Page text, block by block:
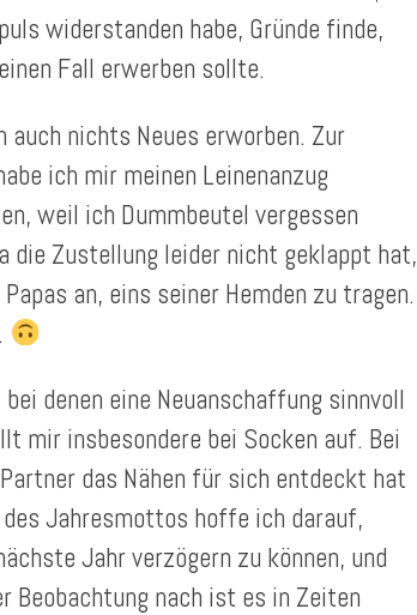
widerstanden habe, Gründe finde,
Fall erwerben sollte.
auch nichts Neues erworben. Zur
ich mir meinen Leinenanzug
weil ich Dummbeutel vergessen
die Zustellung leider nicht geklappt hat,
an, eins seiner Hemden zu tragen.
denen eine Neuanschaffung sinnvoll
mir insbesondere bei Socken auf. Bei
das Nähen für sich entdeckt hat
Jahresmottos hoffe ich darauf,
Jahr verzögern zu können, und
Beobachtung nach ist es in Zeiten